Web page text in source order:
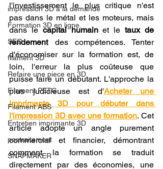
impression 3D à la demande
Formation 3D en ligne.
SEO
filament 3D
Refaire une piece en 3D
Filament PETG
Filament ABS
Entretien imprimante 3D
postraitement
SNAPMAKER
l'investissement le plus critique n'est
pas dans le métal et les moteurs, mais
dans le capital humain et le taux de
rendement des compétences. Tenter
d'économiser sur la formation est, de
loin, l'erreur la plus coûteuse que
puisse faire un débutant. L'approche la
plus judicieuse est d'Acheter une
imprimante 3D pour débuter dans
l'impression 3D avec une formation. Cet
article adopte un angle purement
commercial et financier, démontrant
comment la formation se traduit
directement par des économies, une